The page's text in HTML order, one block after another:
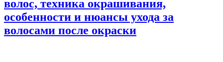
волос, техника окрашивания,
особенности и нюансы ухода за
волосами после окраски